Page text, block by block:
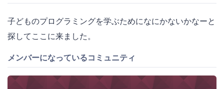
子どものプログラミングを学ぶためになにかないかなーと
探してここに来ました。
メンバーになっているコミュニティ